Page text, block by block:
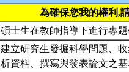
為確保您我的權利,
碩士生在教師指導下進行專題
建立研究生發掘科學問題、
析資料、撰寫與發表論文之基